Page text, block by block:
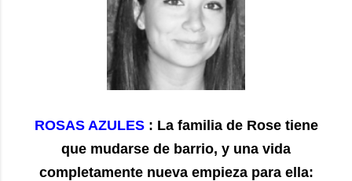
ROSAS AZULES: La familia de Rose tiene
que mudarse de barrio, y una vida
completamente nueva empieza para ella: